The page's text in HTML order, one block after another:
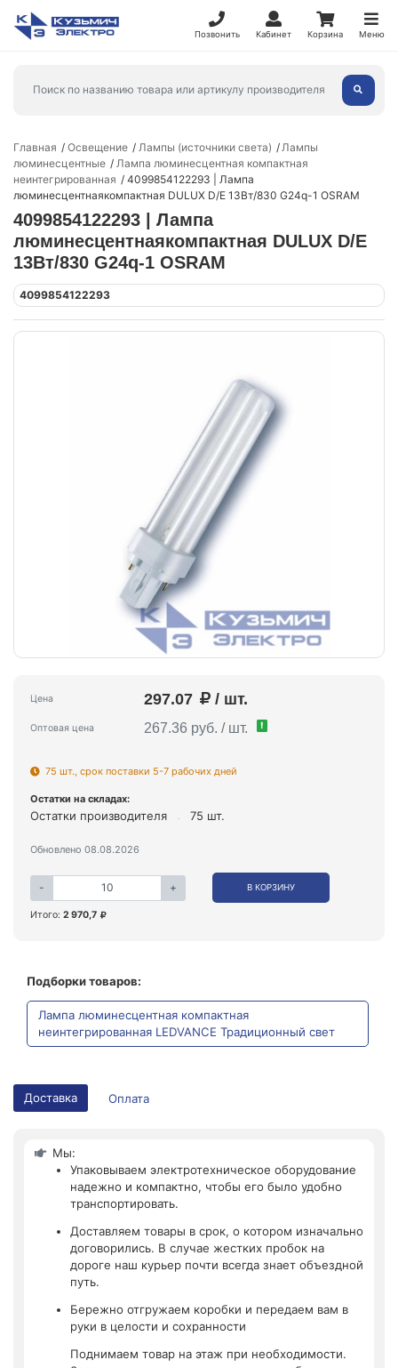
Позвонить Кабинет Корзина Меню
Главная Освещение Лампы (источники света)
Лампы
люминесцентные
Лампа люминесцентная компактная
неинтегрированная
4099854122293 | Лампа
люминесцентнаякомпактная DULUX D/E 13Вт/830 G24q-1 OSRAM
4099854122293 | Лампа
люминесцентнаякомпактная DULUX D/E
13Вт/830 G24q-1 OSRAM
4099854122293
Цена 297.07 / шт.
Оптовая цена 267.36 руб. / шт. !
75 шт., срок поставки 5-7 рабочих дней
Остатки на складах:
Остатки производителя 75 шт.
Обновлено 08.08.2026
- + В КОРЗИНУ
Итого: 2 970,7
Подборки товаров:
Лампа люминесцентная компактная
неинтегрированная LEDVANCE Традиционный свет
Доставка Оплата
Мы:
Упаковываем электротехническое оборудование
надежно и компактно, чтобы его было удобно
транспортировать.
Доставляем товары в срок, о котором изначально
договорились. В случае жестких пробок на
дороге наш курьер почти всегда знает объездной
путь.
Бережно отгружаем коробки и передаем вам в
руки в целости и сохранности
Поднимаем товар на этаж при необходимости.